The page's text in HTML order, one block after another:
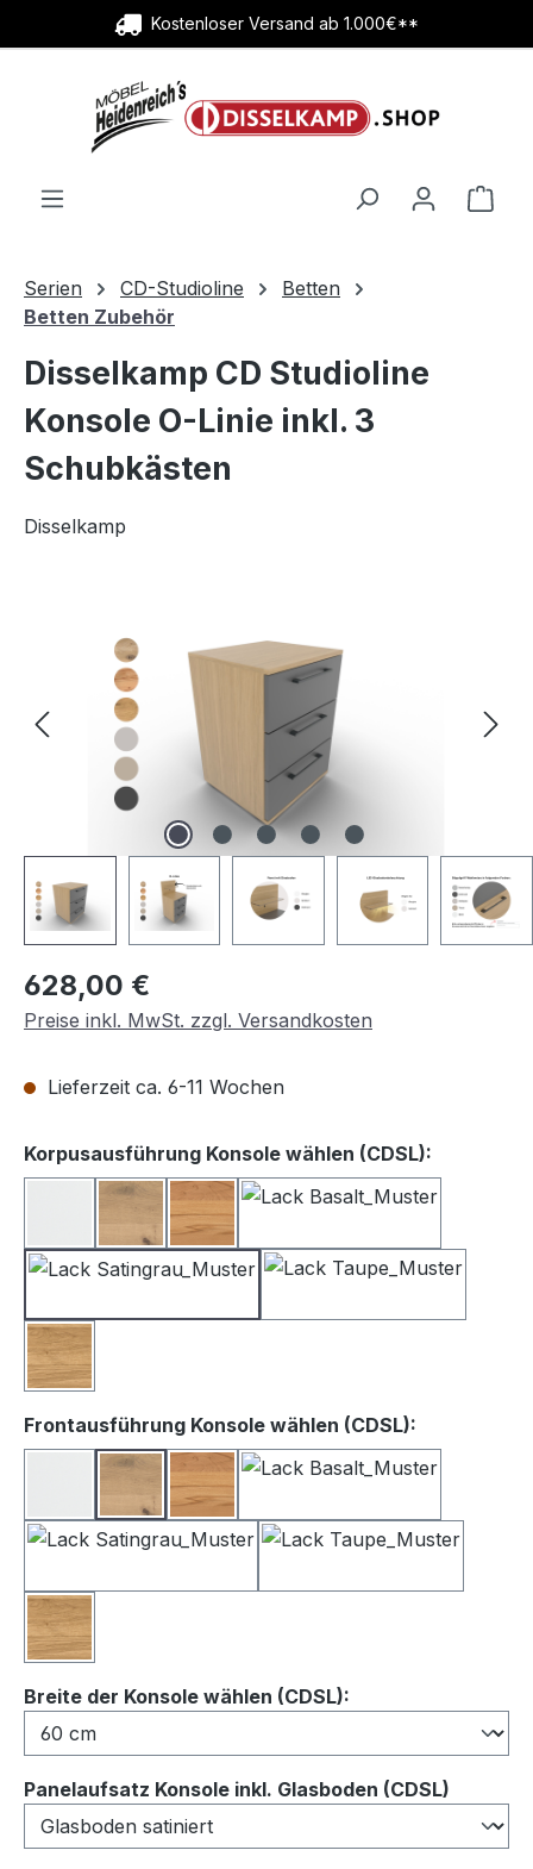
Zum Hauptinhalt springenKostenloser Versand ab 1.000€**
Serien CD-Studioline
Betten
Betten Zubehör
Disselkamp CD Studioline
Konsole O-Linie inkl. 3
Schubkästen
Disselkamp
Regulärer Preis:
628,00 €
Preise inkl. MwSt. zzgl. Versandkosten
Lieferzeit ca. 6-11 Wochen
Korpusausführung Konsole wählen (CDSL):
BalkeneicheKernbuche
Wildeiche
Frontausführung Konsole wählen (CDSL):
BalkeneicheKernbuche
Wildeiche
Breite der Konsole wählen (CDSL):
Panelaufsatz Konsole inkl. Glasboden (CDSL)